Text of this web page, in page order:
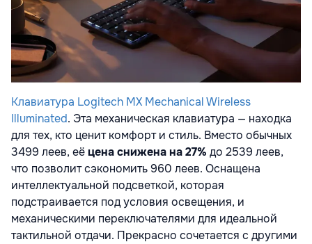
Клавиатура Logitech MX Mechanical Wireless
Illuminated. Эта механическая клавиатура — находка
для тех, кто ценит комфорт и стиль. Вместо обычных
3499 леев, еёцена снижена на 27% до 2539 леев,
что позволит сэкономить 960 леев. Оснащена
интеллектуальной подсветкой, которая
подстраивается под условия освещения, и
механическими переключателями для идеальной
тактильной отдачи. Прекрасно сочетается с другими